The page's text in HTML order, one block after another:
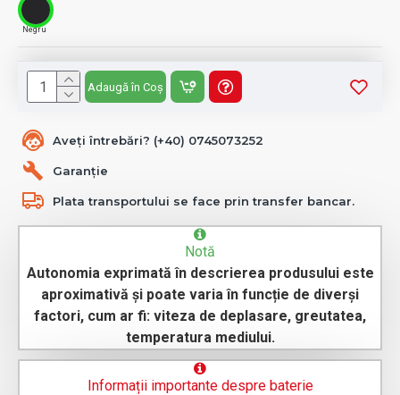
Aveți întrebări? (+40) 0745073252
Garanție
Plata transportului se face prin transfer bancar.
Notă
Autonomia exprimată în descrierea produsului este
aproximativă și poate varia în funcție de diverși
factori, cum ar fi: viteza de deplasare, greutatea,
temperatura mediului.
Informații importante despre baterie
Negru
Adaugă în Coș